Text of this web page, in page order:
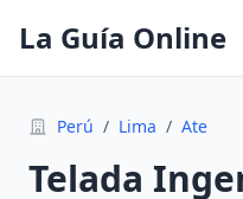
La Guía Online
Perú / Lima / Ate
Telada